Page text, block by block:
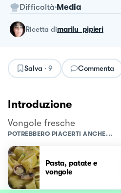
Difficoltà Media
ricetta dimarilu_pipieri
Salva · 9 Commenta
Introduzione
Vongole fresche
POTREBBERO PIACERTI ANCHE...
Pasta, patate e
vongole